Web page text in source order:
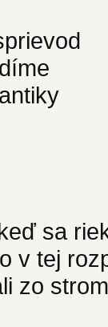
sa
v tej
zo